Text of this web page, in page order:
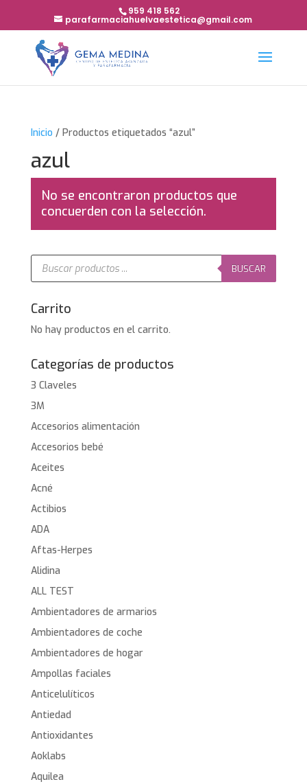
959 418 562
parafarmaciahuelvaestetica@gmail.com
Inicio / Productos etiquetados “azul”
azul
No se encontraron productos que
concuerden con la selección.
Búsqueda
productos
BUSCAR
Carrito
No hay productos en el carrito.
Categorías de productos
3 Claveles
3M
Accesorios alimentación
Accesorios bebé
Aceites
Acné
Actibios
ADA
Aftas-Herpes
Alidina
ALL TEST
Ambientadores de armarios
Ambientadores de coche
Ambientadores de hogar
Ampollas faciales
Anticelulíticos
Antiedad
Antioxidantes
Aoklabs
Aquilea